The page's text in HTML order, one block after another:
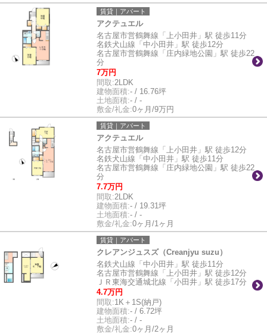
賃貸｜アパート
アクテュエル
名古屋市営鶴舞線「上小田井」駅 徒歩11分
名鉄犬山線「中小田井」駅 徒歩12分
名古屋市営鶴舞線「庄内緑地公園」駅 徒歩22
分
7万円
間取:2LDK
建物面積:- / 16.76坪
土地面積:- / -
敷金/礼金:0ヶ月/9万円
賃貸｜アパート
アクテュエル
名古屋市営鶴舞線「上小田井」駅 徒歩12分
名鉄犬山線「中小田井」駅 徒歩11分
名古屋市営鶴舞線「庄内緑地公園」駅 徒歩22
分
7.7万円
間取:2LDK
建物面積:- / 19.31坪
土地面積:- / -
敷金/礼金:0ヶ月/1ヶ月
賃貸｜アパート
クレアンジュスズ（Creanjyu suzu）
名鉄犬山線「中小田井」駅 徒歩11分
名古屋市営鶴舞線「上小田井」駅 徒歩12分
ＪＲ東海交通城北線「小田井」駅 徒歩17分
4.7万円
間取:1K＋1S(納戸)
建物面積:- / 6.72坪
土地面積:- / -
敷金/礼金:0ヶ月/2ヶ月